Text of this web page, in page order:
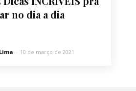
no dia a dia
- 10 de março de 2021